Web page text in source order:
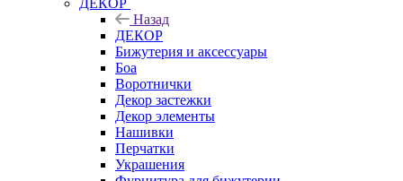
ДЕКОР
Назад
ДЕКОР
Бижутерия и аксессуары
Боа
Воротнички
Декор застежки
Декор элементы
Нашивки
Перчатки
Украшения